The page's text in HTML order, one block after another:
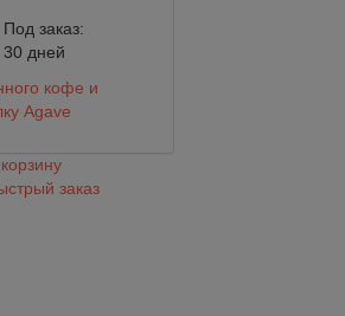
Под заказ:
30 дней
кофе и
Agave
заказ